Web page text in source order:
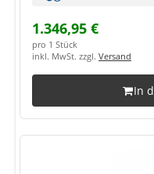
1.346,95 €
pro 1 Stück
inkl. MwSt. zzgl. Versand
In